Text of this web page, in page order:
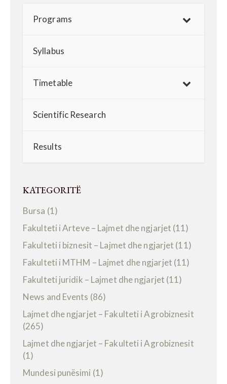
Programs
Syllabus
Timetable
Scientific Research
Results
KATEGORITË
Bursa (1)
Fakulteti i Arteve – Lajmet dhe ngjarjet (11)
Fakulteti i biznesit – Lajmet dhe ngjarjet (11)
Fakulteti i MTHM – Lajmet dhe ngjarjet (11)
Fakulteti juridik – Lajmet dhe ngjarjet (11)
News and Events (86)
Lajmet dhe ngjarjet – Fakulteti i Agrobiznesit
(265)
Lajmet dhe ngjarjet – Fakulteti i Agrobiznesit
(1)
Mundesi punësimi (1)